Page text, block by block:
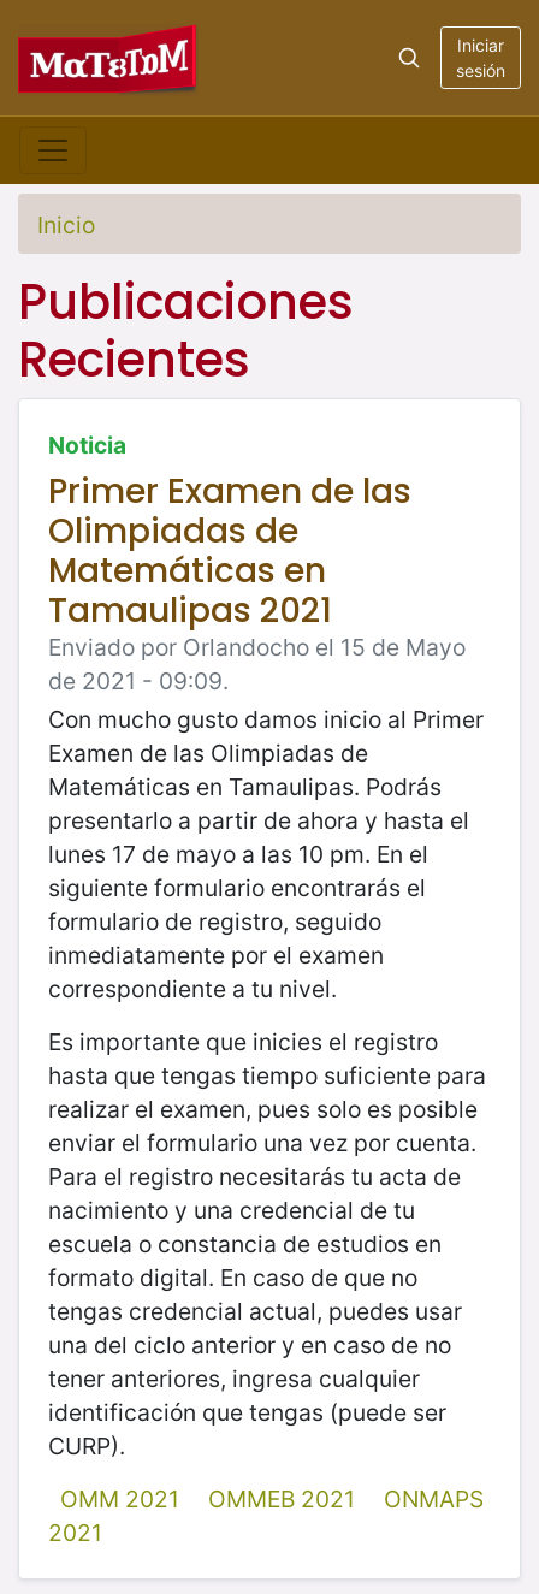
Iniciar
sesión
Inicio
Publicaciones
Recientes
Noticia
Primer Examen de las
Olimpiadas de
Matemáticas en
Tamaulipas 2021
Enviado por Orlandocho el 15 de Mayo
de 2021 - 09:09.
Con mucho gusto damos inicio al Primer
Examen de las Olimpiadas de
Matemáticas en Tamaulipas. Podrás
presentarlo a partir de ahora y hasta el
lunes 17 de mayo a las 10 pm. En el
siguiente formulario encontrarás el
formulario de registro, seguido
inmediatamente por el examen
correspondiente a tu nivel.
Es importante que inicies el registro
hasta que tengas tiempo suficiente para
realizar el examen, pues solo es posible
enviar el formulario una vez por cuenta.
Para el registro necesitarás tu acta de
nacimiento y una credencial de tu
escuela o constancia de estudios en
formato digital. En caso de que no
tengas credencial actual, puedes usar
una del ciclo anterior y en caso de no
tener anteriores, ingresa cualquier
identificación que tengas (puede ser
CURP).
OMM 2021
OMMEB 2021
ONMAPS
2021